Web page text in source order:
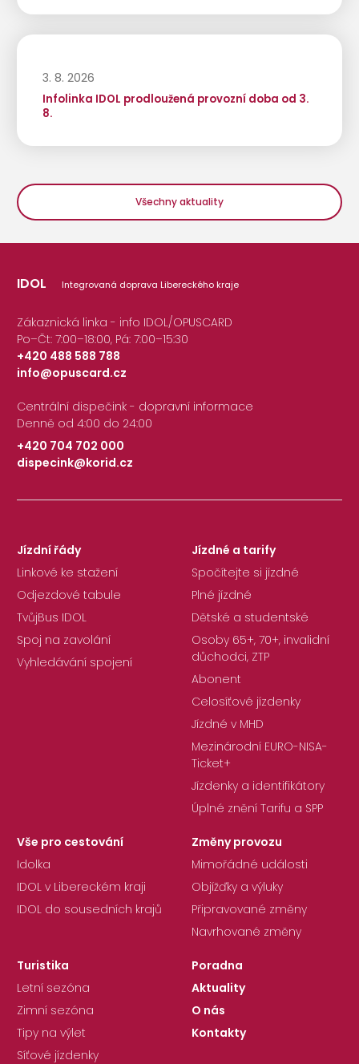
3. 8. 2026
Infolinka IDOL prodloužená provozní doba od 3.
8.
Všechny aktuality
IDOL Integrovaná doprava Libereckého kraje
Zákaznická linka - info IDOL/OPUSCARD
Po–Čt: 7:00–18:00, Pá: 7:00–15:30
+420 488 588 788
|
info@opuscard.cz
Centrální dispečink - dopravní informace
Denně od 4:00 do 24:00
+420 704 702 000
|
dispecink@korid.cz
Jízdní řády
Linkové ke stažení
Odjezdové tabule
TvůjBus IDOL
Spoj na zavolání
Vyhledávání spojení
Jízdné a tarify
Spočítejte si jízdné
Plné jízdné
Dětské a studentské
Osoby 65+, 70+, invalidní
důchodci, ZTP
Abonent
Celosíťové jízdenky
Jízdné v MHD
Mezinárodní EURO-NISA-
Ticket+
Jízdenky a identifikátory
Úplné znění Tarifu a SPP
Vše pro cestování
Idolka
IDOL v Libereckém kraji
IDOL do sousedních krajů
Změny provozu
Mimořádné události
Objížďky a výluky
Připravované změny
Navrhované změny
Turistika
Letní sezóna
Zimní sezóna
Tipy na výlet
Síťové jízdenky
Poradna
Aktuality
O nás
Kontakty